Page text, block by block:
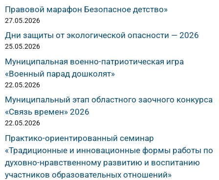
Правовой марафон Безопасное детство»
27.05.2026
Дни защиты от экологической опасности — 2026
25.05.2026
Муниципальная военно-патриотическая игра
«Военный парад дошколят»
22.05.2026
Муниципальный этап областного заочного конкурса
«Связь времен» 2026
22.05.2026
Практико-ориентированный семинар
«Традиционные и инновационные формы работы по
духовно-нравственному развитию и воспитанию
участников образовательных отношений»